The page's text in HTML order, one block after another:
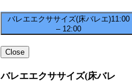
バレエエクササイズ(床バレエ)11:00
– 12:00
Close
バレエエクササイズ(床バレ